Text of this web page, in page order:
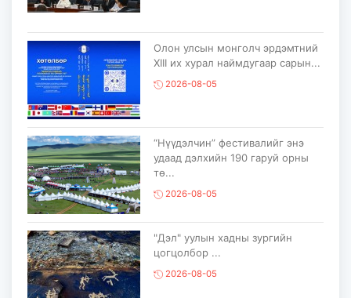
Олон улсын монголч эрдэмтний
XIII их хурал наймдугаар сарын...
2026-08-05
“Нүүдэлчин” фестивалийг энэ
удаад дэлхийн 190 гаруй орны
тө...
2026-08-05
"Дэл" уулын хадны зургийн
цогцолбор ...
2026-08-05